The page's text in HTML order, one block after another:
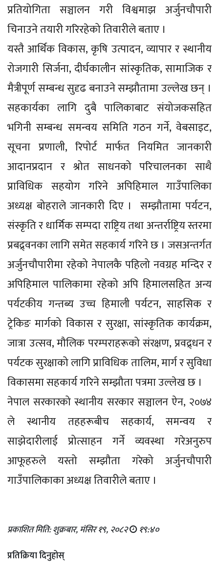
प्रतियोगिता सञ्चालन गरी विश्वमाझ अर्जुनचौपारी
चिनाउने तयारी गरिरहेको तिवारीले बताए ।
यस्तै आर्थिक विकास, कृषि उत्पादन, व्यापार र स्थानीय
रोजगारी सिर्जना, दीर्घकालीन सांस्कृतिक, सामाजिक र
मैत्रीपूर्ण सम्बन्ध सुदृढ बनाउने सम्झौतामा उल्लेख छन् ।
सहकार्यका लागि दुबै पालिकाबाट संयोजकसहित
भगिनी सम्बन्ध समन्वय समिति गठन गर्ने, वेबसाइट,
सूचना प्रणाली, रिपोर्ट मार्फत नियमित जानकारी
आदानप्रदान र श्रोत साधनको परिचालनका साथै
प्राविधिक सहयोग गरिने अपिहिमाल गाउँपालिका
अध्यक्ष बोहराले जानकारी दिए । सम्झौतामा पर्यटन,
संस्कृति र धार्मिक सम्पदा राष्ट्रिय तथा अन्तर्राष्ट्रिय स्तरमा
प्रबद्र्वनका लागि समेत सहकार्य गरिने छ । जसअन्तर्गत
अर्जुनचौपारीमा रहेको नेपालकै पहिलो नवग्रह मन्दिर र
अपिहिमाल पालिकामा रहेको अपि हिमालसहित अन्य
पर्यटकीय गन्तब्य उच्च हिमाली पर्यटन, साहसिक र
ट्रेकिङ मार्गको विकास र सुरक्षा, सांस्कृतिक कार्यक्रम,
जात्रा उत्सव, मौलिक परम्पराहरूको संरक्षण, प्रवद्र्धन र
पर्यटक सुरक्षाको लागि प्राविधिक तालिम, मार्ग र सुविधा
विकासमा सहकार्य गरिने सम्झौता पत्रमा उल्लेख छ ।
नेपाल सरकारको स्थानीय सरकार सञ्चालन ऐन, २०७४
ले स्थानीय तहहरूबीच सहकार्य, समन्वय र
साझेदारीलाई प्रोत्साहन गर्ने व्यवस्था गरेअनुरुप
आफूहरुले यस्तो सम्झौता गरेको अर्जुनचौपारी
गाउँपालिकाका अध्यक्ष तिवारीले बताए ।
प्रकाशित मिति: शुक्रबार, मंसिर १९, २०८२ १९:४०
प्रतिक्रिया दिनुहोस्